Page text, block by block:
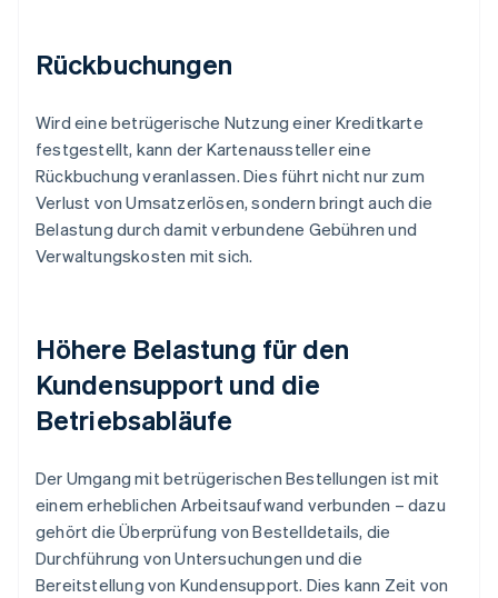
Rückbuchungen
Wird eine betrügerische Nutzung einer Kreditkarte
festgestellt, kann der Kartenaussteller eine
Rückbuchung veranlassen. Dies führt nicht nur zum
Verlust von Umsatzerlösen, sondern bringt auch die
Belastung durch damit verbundene Gebühren und
Verwaltungskosten mit sich.
Höhere Belastung für den
Kundensupport und die
Betriebsabläufe
Der Umgang mit betrügerischen Bestellungen ist mit
einem erheblichen Arbeitsaufwand verbunden – dazu
gehört die Überprüfung von Bestelldetails, die
Durchführung von Untersuchungen und die
Bereitstellung von Kundensupport. Dies kann Zeit von